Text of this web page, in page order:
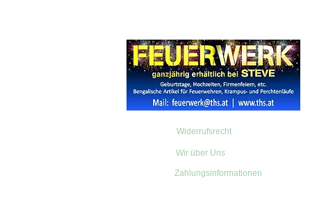
Widerrufsrecht
Wir über Uns
Zahlungsinformationen